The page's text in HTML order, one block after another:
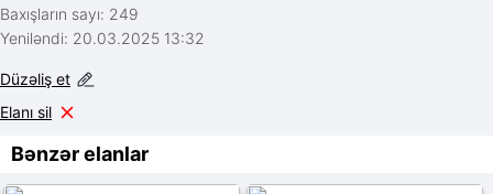
Baxışların sayı: 249
Yeniləndi: 20.03.2025 13:32
Düzəliş et
Elanı sil
Bənzər elanlar